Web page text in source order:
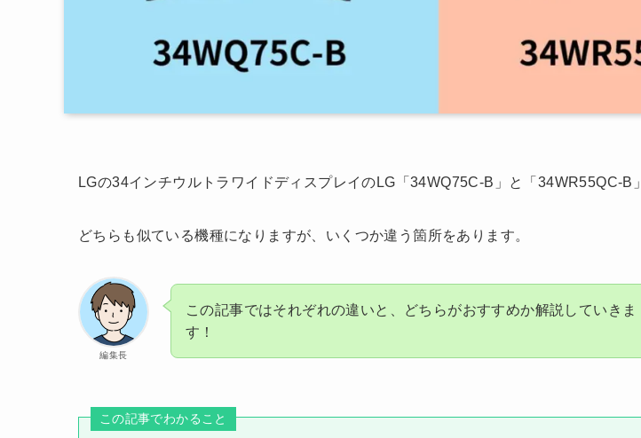
LGの34インチウルトラワイドディスプレイのLG「34WQ75C-B」と「34WR55QC-B」
どちらも似ている機種になりますが、いくつか違う箇所をあります。
編集長
この記事ではそれぞれの違いと、どちらがおすすめか解説していきま
す！
この記事でわかること